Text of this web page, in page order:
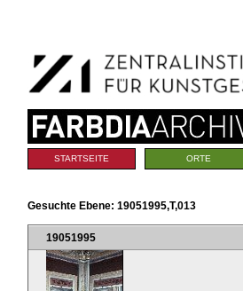
Navigation
Sektionen
STARTSEITE ORTE
Gesuchte Ebene: 19051995,T,013
19051995